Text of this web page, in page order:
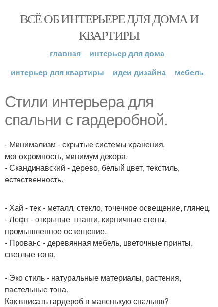
ВСЁ ОБ ИНТЕРЬЕРЕ ДЛЯ ДОМА И
КВАРТИРЫ
главная
интерьер для дома
интерьер для квартиры
идеи дизайна мебель
Стили интерьера для
спальни с гардеробной.
- Минимализм - скрытые системы хранения,
монохромность, минимум декора.
- Скандинавский - дерево, белый цвет, текстиль,
естественность.
- Хай - тек - металл, стекло, точечное освещение, глянец.
- Лофт - открытые штанги, кирпичные стены,
промышленное освещение.
- Прованс - деревянная мебель, цветочные принты,
светлые тона.
- Эко стиль - натуральные материалы, растения,
пастельные тона.
Как вписать гардероб в маленькую спальню?